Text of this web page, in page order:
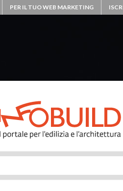
PER IL TUO WEB MARKETING